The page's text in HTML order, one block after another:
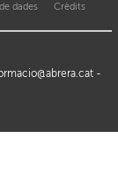
dades Crèdits
-